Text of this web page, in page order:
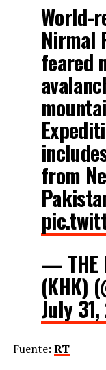
World-
Nirmal
feared
from
— THE
(KHK)
July
Fuente: RT